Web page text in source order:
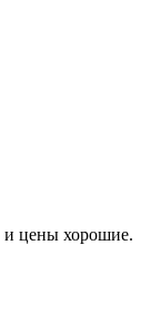
и цены хорошие.